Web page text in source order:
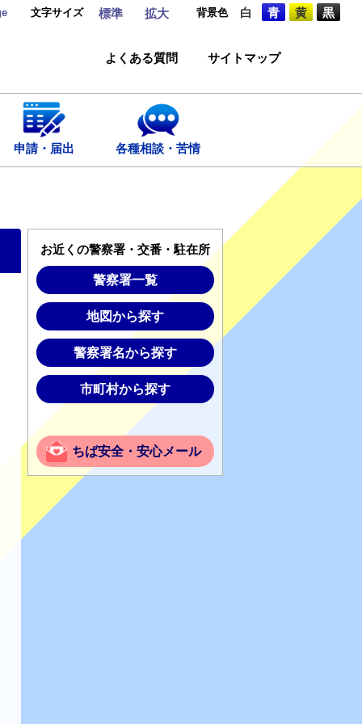
文字サイズ 標準 拡大 背景色 白 青 黄 黒
よくある質問 サイトマップ
申請・届出 各種相談・苦情
お近くの警察署・交番・駐在所
警察署一覧
地図から探す
警察署名から探す
市町村から探す
ちば安全・安心メール